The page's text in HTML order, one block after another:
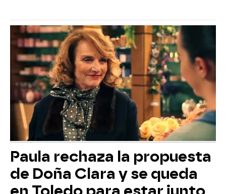
Paula rechaza la propuesta
de Doña Clara y se queda